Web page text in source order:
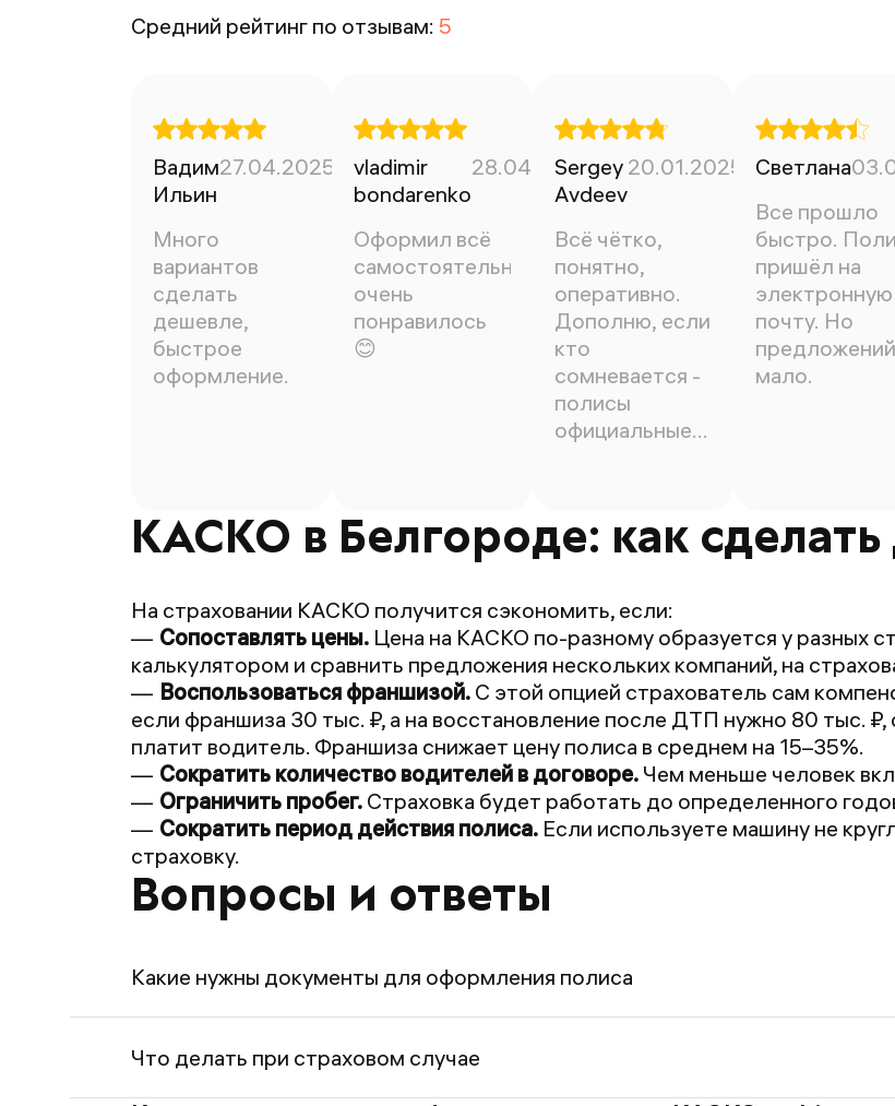
Средний рейтинг по отзывам: 5
Вадим
Ильин
27.04.2025
Много
вариантов
сделать
дешевле,
быстрое
оформление.
vladimir
bondarenko
28.04.2025
Оформил всё
самостоятельно,
очень
понравилось
😊
Sergey
Avdeev
20.01.2025
Всё чётко,
понятно,
оперативно.
Дополню, если
кто
сомневается -
полисы
официальные
Светлана
Все прошло
быстро.
пришёл на
электронную
почту. Но
предложений
мало.
КАСКО в Белгороде: как
На страховании КАСКО получится сэкономить, если:
Сопоставлять цены. Цена на КАСКО по-разному образуется у разных
калькулятором и сравнить предложения нескольких компаний, на
Воспользоваться франшизой. С этой опцией страхователь сам
если франшиза 30 тыс. ₽, а на восстановление после ДТП нужно 80 тыс. ₽,
платит водитель. Франшиза снижает цену полиса в среднем на 15–35%.
Сократить количество водителей в договоре. Чем меньше человек
Ограничить пробег. Страховка будет работать до определенного
Сократить период действия полиса. Если используете машину не
страховку.
Вопросы и ответы
Какие нужны документы для оформления полиса
паспорт страхователя.
Что делать при страховом случае